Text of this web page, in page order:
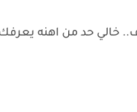
خالي حد من اهنه